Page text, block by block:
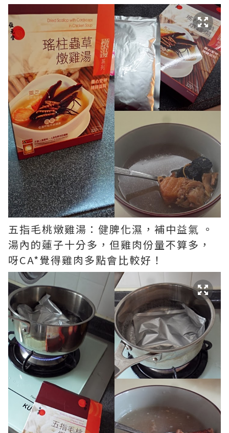
五指毛桃燉雞湯：健脾化濕，補中益氣 。
湯內的蓮子十分多，但雞肉份量不算多，
呀CA*覺得雞肉多點會比較好！